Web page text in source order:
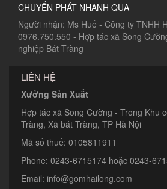
CHUYỂN PHÁT NHANH QUA
Người nhận: Ms Huế - Công ty TNHH
0976.750.550 - Hợp tác xã Song
nghiệp Bát Tràng
LIÊN HỆ
Xưởng Sản Xuất
Hợp tác xã Song Cường - Trong Khu
Tràng, Xã bát Tràng, TP Hà Nội
Mã số thuế: 0105811911
Phone: 0243-6715174 hoặc 0243-
Email: info@gomhailong.com